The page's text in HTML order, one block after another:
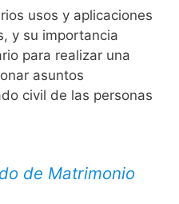
usos y aplicaciones
y su importancia
para realizar una
asuntos
civil de las personas
de Matrimonio